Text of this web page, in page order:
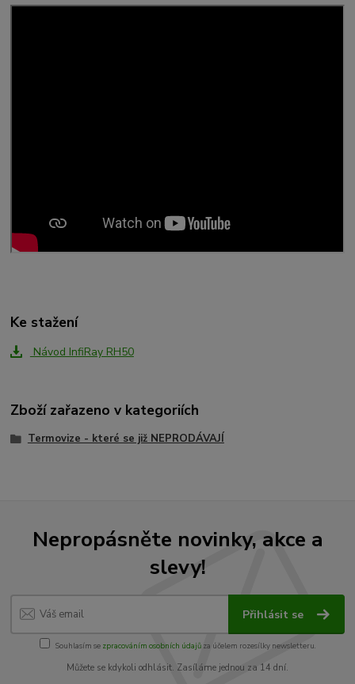
Ke stažení
Návod InfiRay RH50
Zboží zařazeno v kategoriích
Termovize - které se již NEPRODÁVAJÍ
Nepropásněte novinky, akce a
slevy!
Přihlásit se
Souhlasím se zpracováním osobních údajůza účelem rozesílky newsletteru.
Můžete se kdykoli odhlásit. Zasíláme jednou za 14 dní.